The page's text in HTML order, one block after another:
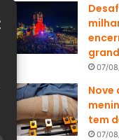
07/
Nove
tem
07/